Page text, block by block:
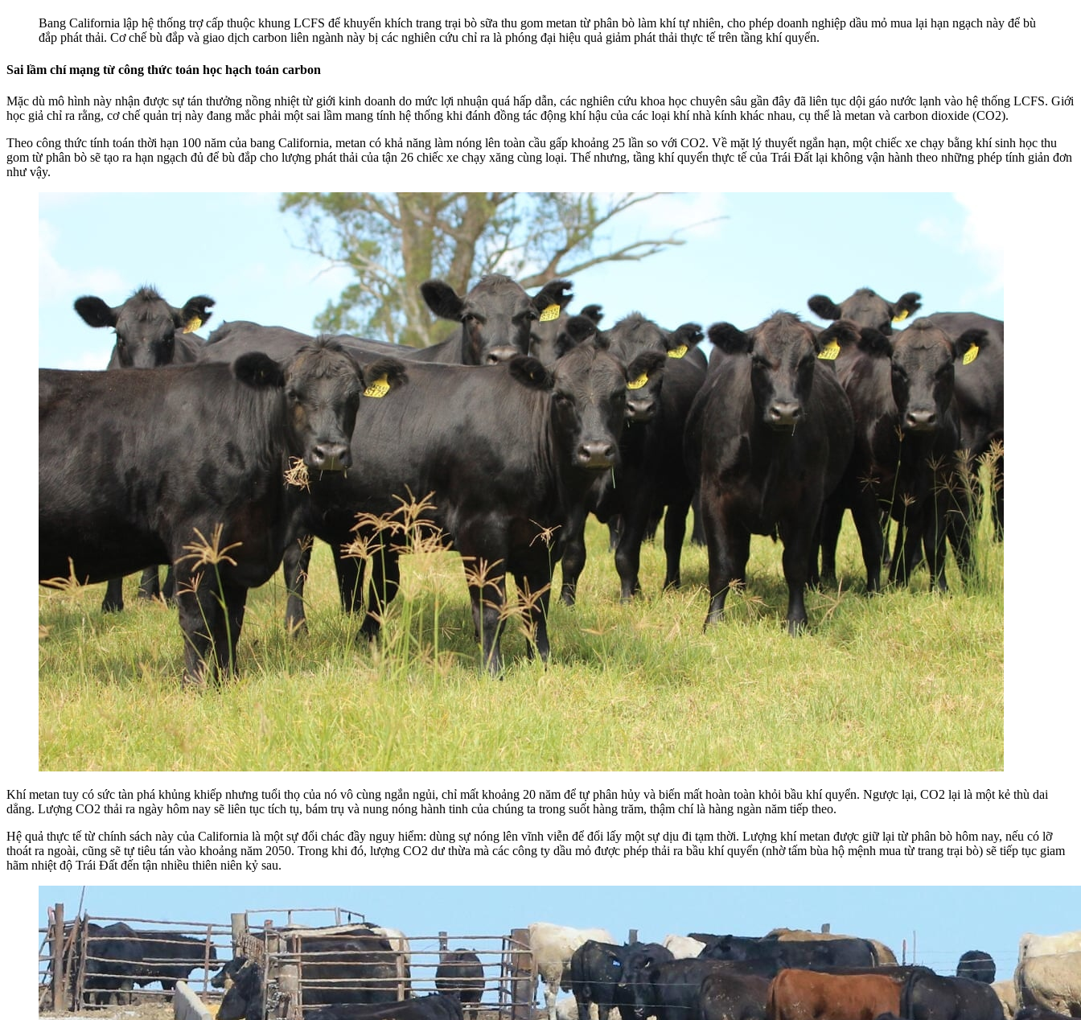
Bang California lập hệ thống trợ cấp thuộc khung LCFS để khuyến khích trang trại bò sữa thu gom metan từ phân bò làm khí tự nhiên, cho phép doanh nghiệp dầu mỏ mua lại hạn ngạch này để bù
đắp phát thải. Cơ chế bù đắp và giao dịch carbon liên ngành này bị các nghiên cứu chỉ ra là phóng đại hiệu quả giảm phát thải thực tế trên tầng khí quyển.
Sai lầm chí mạng từ công thức toán học hạch toán carbon
Mặc dù mô hình này nhận được sự tán thưởng nồng nhiệt từ giới kinh doanh do mức lợi nhuận quá hấp dẫn, các nghiên cứu khoa học chuyên sâu gần đây đã liên tục dội gáo nước lạnh vào hệ thống LCFS. Giới
học giả chỉ ra rằng, cơ chế quản trị này đang mắc phải một sai lầm mang tính hệ thống khi đánh đồng tác động khí hậu của các loại khí nhà kính khác nhau, cụ thể là metan và carbon dioxide (CO2).
Theo công thức tính toán thời hạn 100 năm của bang California, metan có khả năng làm nóng lên toàn cầu gấp khoảng 25 lần so với CO2. Về mặt lý thuyết ngắn hạn, một chiếc xe chạy bằng khí sinh học thu
gom từ phân bò sẽ tạo ra hạn ngạch đủ để bù đắp cho lượng phát thải của tận 26 chiếc xe chạy xăng cùng loại. Thế nhưng, tầng khí quyển thực tế của Trái Đất lại không vận hành theo những phép tính giản đơn
như vậy.
Khí metan tuy có sức tàn phá khủng khiếp nhưng tuổi thọ của nó vô cùng ngắn ngủi, chỉ mất khoảng 20 năm để tự phân hủy và biến mất hoàn toàn khỏi bầu khí quyển. Ngược lại, CO2 lại là một kẻ thù dai
dẳng. Lượng CO2 thải ra ngày hôm nay sẽ liên tục tích tụ, bám trụ và nung nóng hành tinh của chúng ta trong suốt hàng trăm, thậm chí là hàng ngàn năm tiếp theo.
Hệ quả thực tế từ chính sách này của California là một sự đổi chác đầy nguy hiểm: dùng sự nóng lên vĩnh viễn để đổi lấy một sự dịu đi tạm thời. Lượng khí metan được giữ lại từ phân bò hôm nay, nếu có lỡ
thoát ra ngoài, cũng sẽ tự tiêu tán vào khoảng năm 2050. Trong khi đó, lượng CO2 dư thừa mà các công ty dầu mỏ được phép thải ra bầu khí quyển (nhờ tấm bùa hộ mệnh mua từ trang trại bò) sẽ tiếp tục giam
hãm nhiệt độ Trái Đất đến tận nhiều thiên niên kỷ sau.